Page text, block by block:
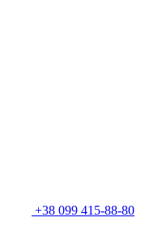
+38 099 415-88-80